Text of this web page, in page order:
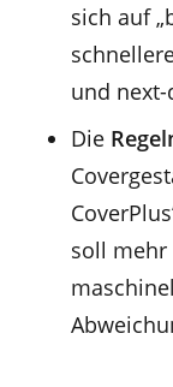
sich auf
und next-
Die
soll mehr